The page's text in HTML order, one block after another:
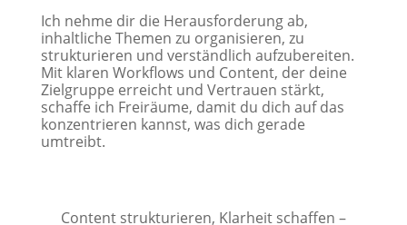
Ich nehme dir die Herausforderung ab,
inhaltliche Themen zu organisieren, zu
strukturieren und verständlich aufzubereiten.
Mit klaren Workflows und Content, der deine
Zielgruppe erreicht und Vertrauen stärkt,
schaffe ich Freiräume, damit du dich auf das
konzentrieren kannst, was dich gerade
umtreibt.
Content strukturieren, Klarheit schaffen –